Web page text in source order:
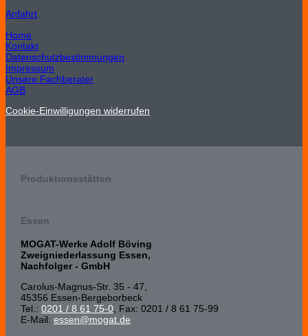
Anfahrt
Home
Kontakt
Datenschutzbestimmungen
Impressum
Unsere Fachberater
AGB
Cookie-Einwilligungen widerrufen
Produktionsstätten
Essen
MOGAT-Werke Adolf Böving
Zweigniederlassung Essen,
Nachfolger - GmbH
Carolus-Magnus-Str. 35 - 47,
45356 Essen-Bergeborbeck
Tel.: 0201 / 8 61 75-0, Fax: 0201 / 8 61 75-99
E-Mail: essen@mogat.de